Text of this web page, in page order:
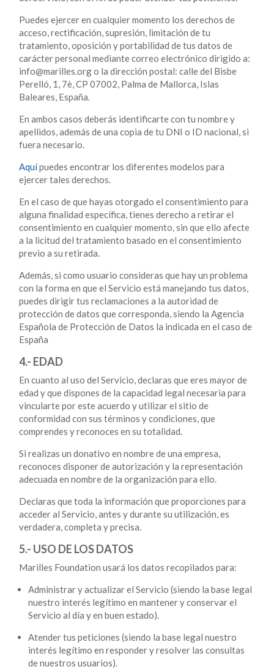
Puedes ejercer en cualquier momento los derechos de
acceso, rectificación, supresión, limitación de tu
tratamiento, oposición y portabilidad de tus datos de
carácter personal mediante correo electrónico dirigido a:
info@marilles.org o la dirección postal: calle del Bisbe
Perelló, 1, 7è, CP 07002, Palma de Mallorca, Islas
Baleares, España.
En ambos casos deberás identificarte con tu nombre y
apellidos, además de una copia de tu DNI o ID nacional, si
fuera necesario.
Aquípuedes encontrar los diferentes modelos para
ejercer tales derechos.
En el caso de que hayas otorgado el consentimiento para
alguna finalidad específica, tienes derecho a retirar el
consentimiento en cualquier momento, sin que ello afecte
a la licitud del tratamiento basado en el consentimiento
previo a su retirada.
Además, si como usuario consideras que hay un problema
con la forma en que el Servicio está manejando tus datos,
puedes dirigir tus reclamaciones a la autoridad de
protección de datos que corresponda, siendo la Agencia
Española de Protección de Datos la indicada en el caso de
España
4.- EDAD
En cuanto al uso del Servicio, declaras que eres mayor de
edad y que dispones de la capacidad legal necesaria para
vincularte por este acuerdo y utilizar el sitio de
conformidad con sus términos y condiciones, que
comprendes y reconoces en su totalidad.
Si realizas un donativo en nombre de una empresa,
reconoces disponer de autorización y la representación
adecuada en nombre de la organización para ello.
Declaras que toda la información que proporciones para
acceder al Servicio, antes y durante su utilización, es
verdadera, completa y precisa.
5.- USO DE LOS DATOS
Marilles Foundation usará los datos recopilados para:
Administrar y actualizar el Servicio (siendo la base legal
nuestro interés legítimo en mantener y conservar el
Servicio al día y en buen estado).
Atender tus peticiones (siendo la base legal nuestro
interés legítimo en responder y resolver las consultas
de nuestros usuarios).